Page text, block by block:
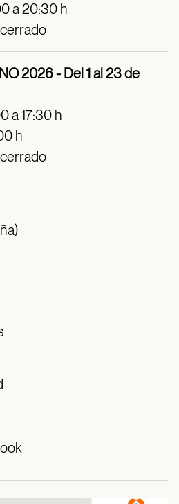
a 20:30 h
2026 - Del 1 al 23 de
a 17:30 h
h